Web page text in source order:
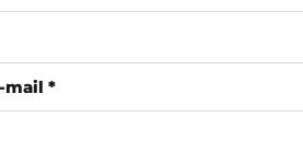
mail*